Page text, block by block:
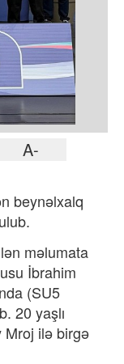
A-
beynəlxalq
məlumata
İbrahim
(SU5
20 yaşlı
Mroj ilə birgə